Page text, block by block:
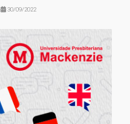
30/09/2022